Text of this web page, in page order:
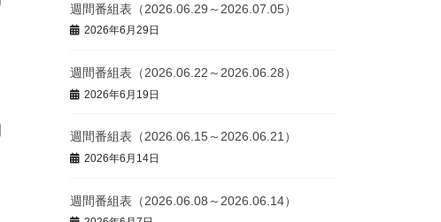
週間番組表（2026.06.29～2026.07.05）
2026年6月29日
週間番組表（2026.06.22～2026.06.28）
2026年6月19日
週間番組表（2026.06.15～2026.06.21）
2026年6月14日
週間番組表（2026.06.08～2026.06.14）